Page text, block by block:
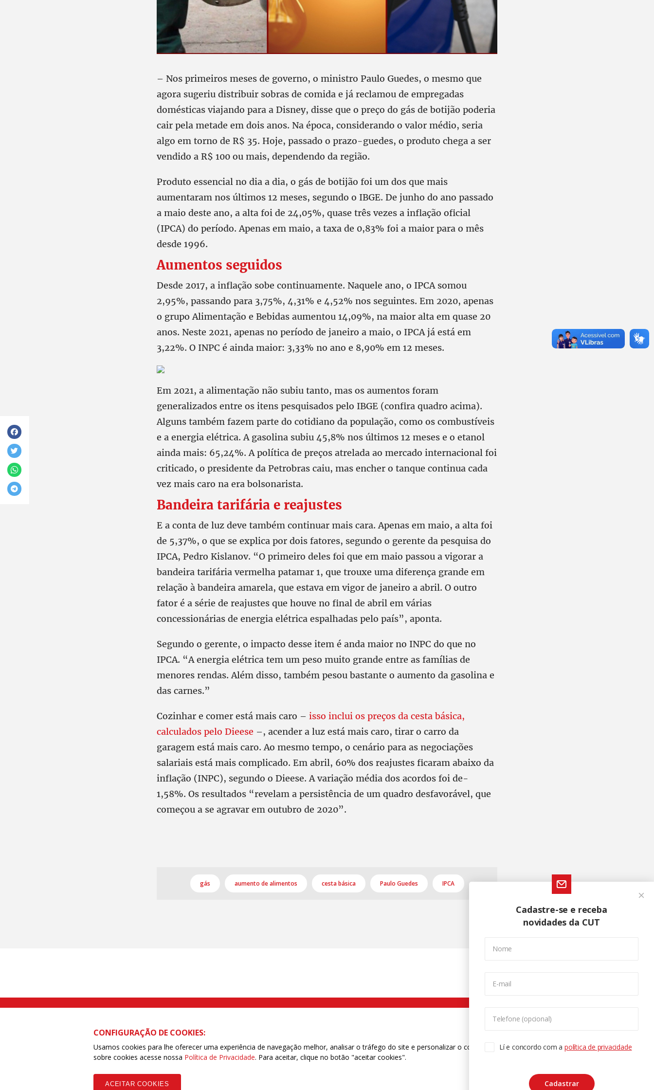
– Nos primeiros meses de governo, o ministro Paulo Guedes, o mesmo que
agora sugeriu distribuir sobras de comida e já reclamou de empregadas
domésticas viajando para a Disney, disse que o preço do gás de botijão poderia
cair pela metade em dois anos. Na época, considerando o valor médio, seria
algo em torno de R$ 35. Hoje, passado o prazo-guedes, o produto chega a ser
vendido a R$ 100 ou mais, dependendo da região.
Produto essencial no dia a dia, o gás de botijão foi um dos que mais
aumentaram nos últimos 12 meses, segundo o IBGE. De junho do ano passado
a maio deste ano, a alta foi de 24,05%, quase três vezes a inflação oficial
(IPCA) do período. Apenas em maio, a taxa de 0,83% foi a maior para o mês
desde 1996.
Aumentos seguidos
Desde 2017, a inflação sobe continuamente. Naquele ano, o IPCA somou
2,95%, passando para 3,75%, 4,31% e 4,52% nos seguintes. Em 2020, apenas
o grupo Alimentação e Bebidas aumentou 14,09%, na maior alta em quase 20
anos. Neste 2021, apenas no período de janeiro a maio, o IPCA já está em
3,22%. O INPC é ainda maior: 3,33% no ano e 8,90% em 12 meses.
Em 2021, a alimentação não subiu tanto, mas os aumentos foram
generalizados entre os itens pesquisados pelo IBGE (confira quadro acima).
Alguns também fazem parte do cotidiano da população, como os combustíveis
e a energia elétrica. A gasolina subiu 45,8% nos últimos 12 meses e o etanol
ainda mais: 65,24%. A política de preços atrelada ao mercado internacional foi
criticado, o presidente da Petrobras caiu, mas encher o tanque continua cada
vez mais caro na era bolsonarista.
Bandeira tarifária e reajustes
E a conta de luz deve também continuar mais cara. Apenas em maio, a alta foi
de 5,37%, o que se explica por dois fatores, segundo o gerente da pesquisa do
IPCA, Pedro Kislanov. “O primeiro deles foi que em maio passou a vigorar a
bandeira tarifária vermelha patamar 1, que trouxe uma diferença grande em
relação à bandeira amarela, que estava em vigor de janeiro a abril. O outro
fator é a série de reajustes que houve no final de abril em várias
concessionárias de energia elétrica espalhadas pelo país”, aponta.
Segundo o gerente, o impacto desse item é anda maior no INPC do que no
IPCA. “A energia elétrica tem um peso muito grande entre as famílias de
menores rendas. Além disso, também pesou bastante o aumento da gasolina e
das carnes.”
Cozinhar e comer está mais caro – isso inclui os preços da cesta básica,
calculados pelo Dieese –, acender a luz está mais caro, tirar o carro da
garagem está mais caro. Ao mesmo tempo, o cenário para as negociações
salariais está mais complicado. Em abril, 60% dos reajustes ficaram abaixo da
inflação (INPC), segundo o Dieese. A variação média dos acordos foi de-
1,58%. Os resultados “revelam a persistência de um quadro desfavorável, que
começou a se agravar em outubro de 2020”.
gás aumento de alimentos cesta básica Paulo Guedes IPCA
Cadastre-se e receba
novidades da CUT
Nome
E-mail
Telefone (opcional)
Lí e concordo com apolítica de privacidade
Cadastrar
Rua Caetano Pinto nº 575 CEP 03041-000 Brás, São Paulo/SP | Telefone (11) 2108 9200 - Fax (11) 2108 9310
Copyleft CUT Central Única dos Trabalhadores 3.960 - Entidades Filiadas | 7.933.029 - Trabalhadores(as) Associados | 25.831.443 - Trabalhadores(as) na Base
CONFIGURAÇÃO DE COOKIES:
Usamos cookies para lhe oferecer uma experiência de navegação melhor, analisar o tráfego do site e personalizar o conteúdo. Para saber mais
sobre cookies acesse nossa Política de Privacidade. Para aceitar, clique no botão "aceitar cookies".
ACEITAR COOKIES